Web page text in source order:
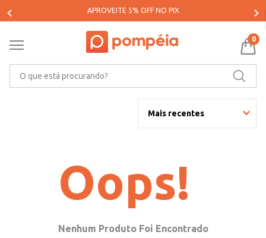
PARCELE SUAS COMPRAS EM ATÉ 5X SEM JUROS*
0
Mais recentes
Oops!